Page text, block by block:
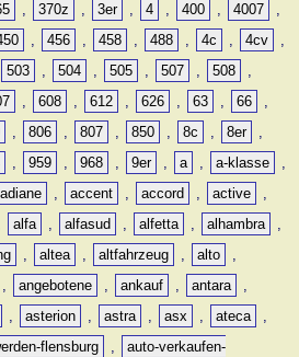
, 370z , 3er , 4 , 400 , 4007
,
, 456 , 458 , 488 , 4c , 4cv
,
503 , 504 , 505 , 507 , 508
,
, 608 , 612 , 626 , 63 , 66
,
, 806 , 807 , 850 , 8c , 8er
,
, 959 , 968 , 9er , a , a-klasse
,
, accent , accord , active
,
alfa , alfasud , alfetta , alhambra
,
, altea , altfahrzeug , alto
,
, angebotene , ankauf , antara
,
, asterion , astra , asx , ateca
,
flensburg ,
auto-verkaufen-